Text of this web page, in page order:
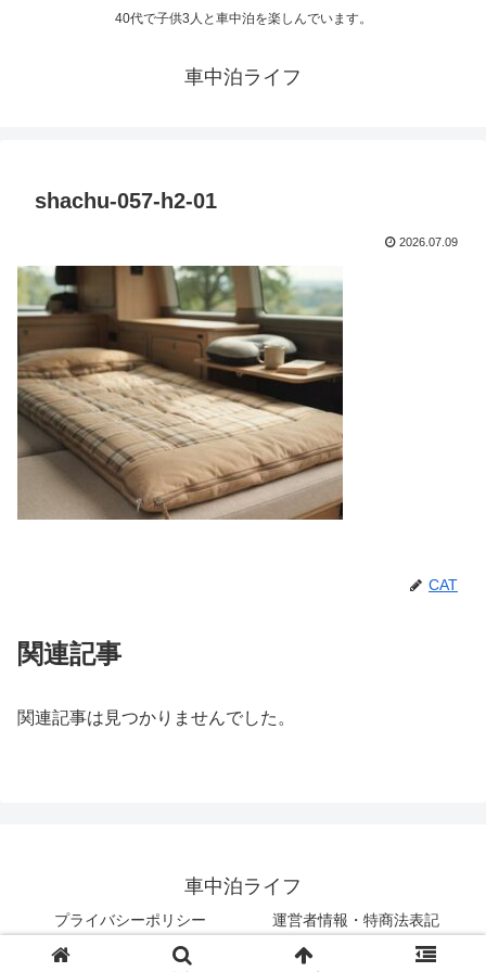
40代で子供3人と車中泊を楽しんでいます。
車中泊ライフ
shachu-057-h2-01
2026.07.09
CAT
関連記事
関連記事は見つかりませんでした。
車中泊ライフ
プライバシーポリシー 運営者情報・特商法表記
© 2018 車中泊ライフ.